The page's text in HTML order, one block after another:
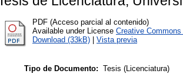
PDF (Acceso parcial al contenido)
Available under License Creative
Download (33kB)
Vista previa
Tipo de Documento: Tesis (Licenciatura)